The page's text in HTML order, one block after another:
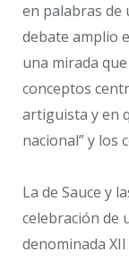
en palabras de
debate amplio
una mirada
conceptos
artiguista y en
nacional” y los
La de Sauce y
celebración de
denominada